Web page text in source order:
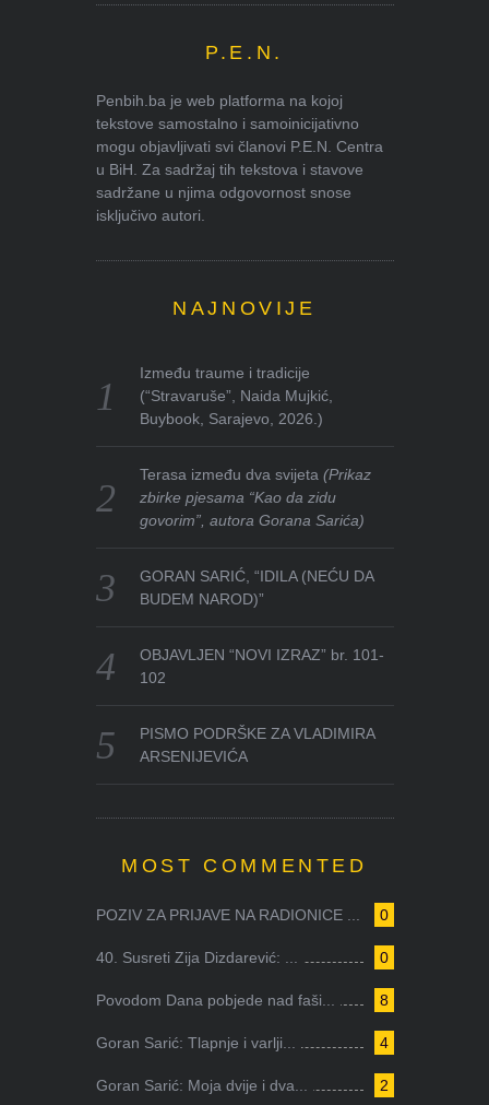
P.E.N.
Penbih.ba je web platforma na kojoj
tekstove samostalno i samoinicijativno
mogu objavljivati svi članovi P.E.N. Centra
u BiH. Za sadržaj tih tekstova i stavove
sadržane u njima odgovornost snose
isključivo autori.
NAJNOVIJE
Između traume i tradicije
(“Stravaruše”, Naida Mujkić,
Buybook, Sarajevo, 2026.)
Terasa između dva svijeta(Prikaz
zbirke pjesama “Kao da zidu
govorim”, autora Gorana Sarića)
GORAN SARIĆ, “IDILA (NEĆU DA
BUDEM NAROD)”
OBJAVLJEN “NOVI IZRAZ” br. 101-
102
PISMO PODRŠKE ZA VLADIMIRA
ARSENIJEVIĆA
MOST COMMENTED
0
POZIV ZA PRIJAVE NA RADIONICE ...
0
40. Susreti Zija Dizdarević: ...
8
Povodom Dana pobjede nad faši...
4
Goran Sarić: Tlapnje i varlji...
2
Goran Sarić: Moja dvije i dva...